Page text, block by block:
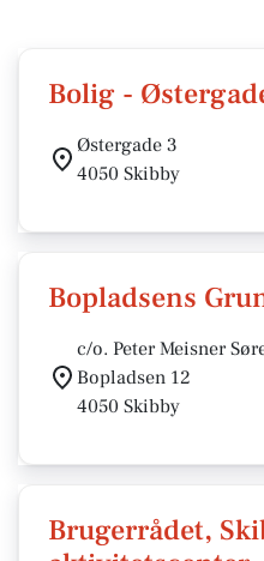
Bolig -
Østergade 3
4050 Skibby
Bopladsens
c/o. Peter Meisner
Bopladsen 12
4050 Skibby
Brugerrådet,